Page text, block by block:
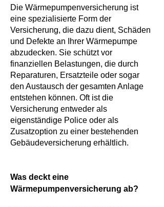
Die Wärmepumpenversicherung ist
eine spezialisierte Form der
Versicherung, die dazu dient, Schäden
und Defekte an Ihrer Wärmepumpe
abzudecken. Sie schützt vor
finanziellen Belastungen, die durch
Reparaturen, Ersatzteile oder sogar
den Austausch der gesamten Anlage
entstehen können. Oft ist die
Versicherung entweder als
eigenständige Police oder als
Zusatzoption zu einer bestehenden
Gebäudeversicherung erhältlich.
Was deckt eine
Wärmepumpenversicherung ab?